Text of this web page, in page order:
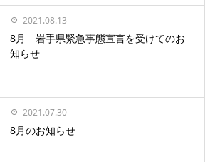
2021.08.13
8月 岩手県緊急事態宣言を受けてのお
知らせ
2021.07.30
8月のお知らせ